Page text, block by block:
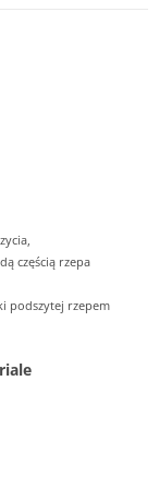
częścią rzepa
podszytej rzepem